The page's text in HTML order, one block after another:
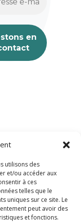
utilisons des
et/ou accéder aux
à ces
telles que le
uniques sur ce site. Le
peut avoir des
et fonctions.